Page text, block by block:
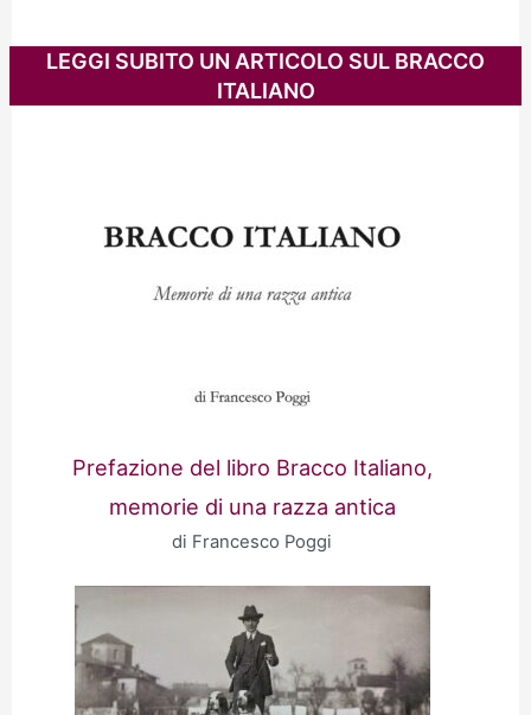
LEGGI SUBITO UN ARTICOLO SUL BRACCO
ITALIANO
Prefazione del libro Bracco Italiano,
memorie di una razza antica
di Francesco Poggi